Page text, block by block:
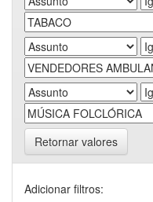
Retornar valores
Adicionar filtros: